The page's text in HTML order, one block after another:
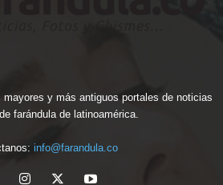
mayores y más antiguos portales de noticias
farándula de latinoamérica.
info@farandula.co